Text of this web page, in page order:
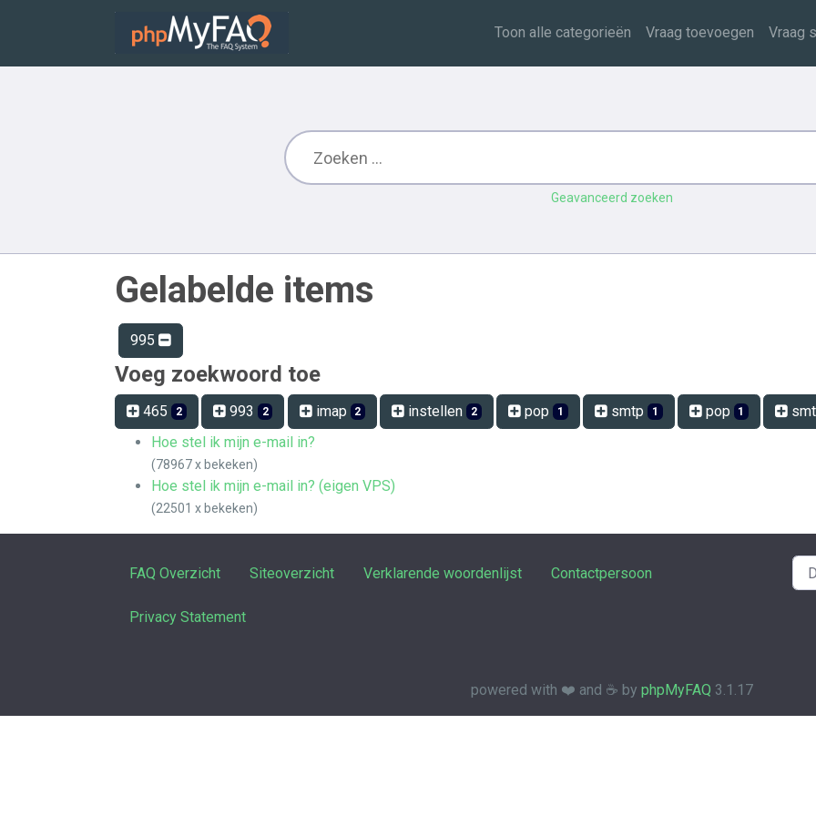
Toon alle categorieën Vraag toevoegen Vraag
Geavanceerd zoeken
Gelabelde items
995
Voeg zoekwoord toe
465 2 993 2 imap 2 instellen 2 pop 1 smtp 1 pop 1
Hoe stel ik mijn e-mail in?
(78967 x bekeken)
Hoe stel ik mijn e-mail in? (eigen VPS)
(22501 x bekeken)
FAQ Overzicht Siteoverzicht Verklarende woordenlijst Contactpersoon
Privacy Statement
powered with ❤️ and ☕️ by phpMyFAQ 3.1.17